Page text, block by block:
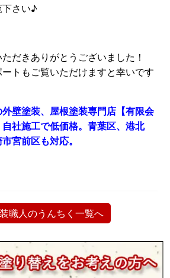
下さい♪
だきありがとうございました！
トもご覧いただけますと幸いです
壁塗装、屋根塗装専門店【有限会
社施工で低価格。青葉区、港北
宮前区も対応。
職人のうんちく一覧へ